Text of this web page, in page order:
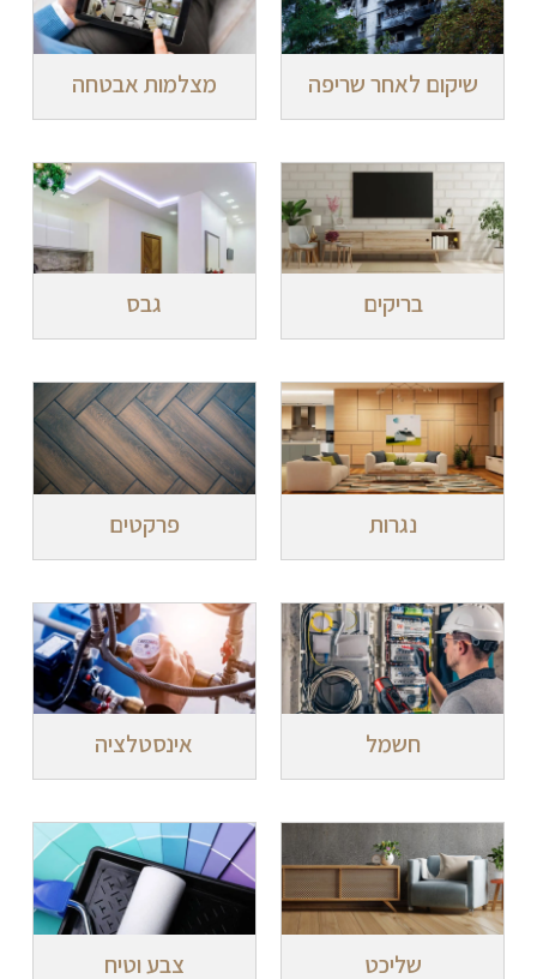
שיקום לאחר שריפה מצלמות אבטחה
בריקים גבס
נגרות פרקטים
חשמל אינסטלציה
שליכט צבע וטיח